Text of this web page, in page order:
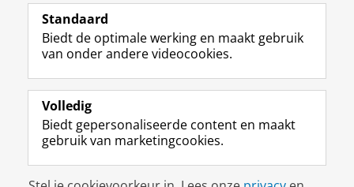
a
e
b
o
p
a
i
n
i
k
e
I
-
p
g
i
S
-
f
e
R
k
s
n
t
r
m
c
c
o
T
e
k
a
a
Studiekiezers
Alumni
Over ons
Disclaimer & Copyright
Standaard
Biedt de optimale werking en maakt gebruik
van onder andere videocookies.
Volledig
Biedt gepersonaliseerde content en maakt
gebruik van marketingcookies.